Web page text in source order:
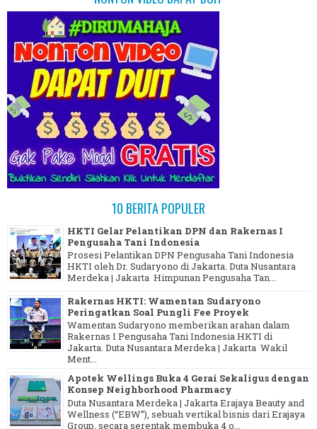
10 BERITA POPULER
HKTI Gelar Pelantikan DPN dan Rakernas I
Pengusaha Tani Indonesia
Prosesi Pelantikan DPN Pengusaha Tani Indonesia
HKTI oleh Dr. Sudaryono di Jakarta. Duta Nusantara
Merdeka | Jakarta Himpunan Pengusaha Tan...
Rakernas HKTI: Wamentan Sudaryono
Peringatkan Soal Pungli Fee Proyek
Wamentan Sudaryono memberikan arahan dalam
Rakernas I Pengusaha Tani Indonesia HKTI di
Jakarta. Duta Nusantara Merdeka | Jakarta Wakil
Ment...
Apotek Wellings Buka 4 Gerai Sekaligus dengan
Konsep Neighborhood Pharmacy
Duta Nusantara Merdeka | Jakarta Erajaya Beauty and
Wellness (“EBW”), sebuah vertikal bisnis dari Erajaya
Group, secara serentak membuka 4 o...